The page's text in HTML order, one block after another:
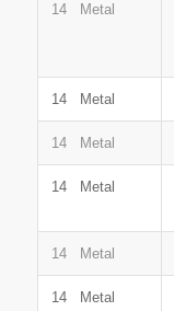
14 Metal
14 Metal
14 Metal
14 Metal
14 Metal
14 Metal